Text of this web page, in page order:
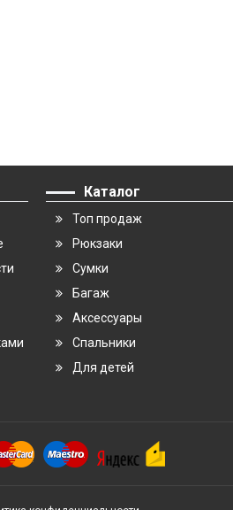
Каталог
Топ продаж
Рюкзаки
Сумки
Багаж
Аксессуары
Спальники
Для детей